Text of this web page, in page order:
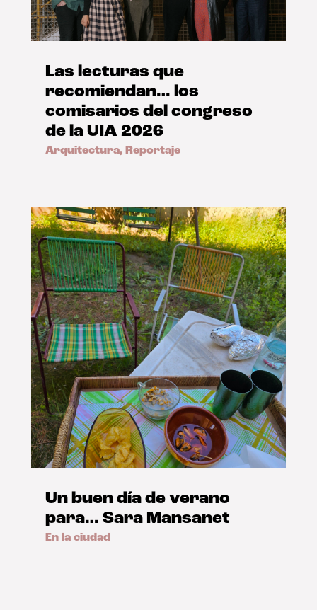
Las lecturas que
recomiendan… los
comisarios del congreso
de la UIA 2026
Arquitectura, Reportaje
Un buen día de verano
para… Sara Mansanet
En la ciudad